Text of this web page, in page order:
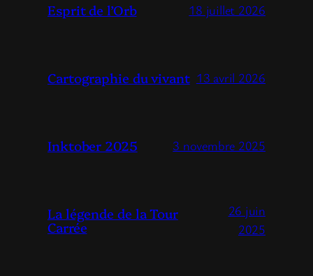
Esprit de l’Orb 18 juillet 2026
Cartographie du vivant 13 avril 2026
Inktober 2025 3 novembre 2025
La légende de la Tour
Carrée
26 juin
2025